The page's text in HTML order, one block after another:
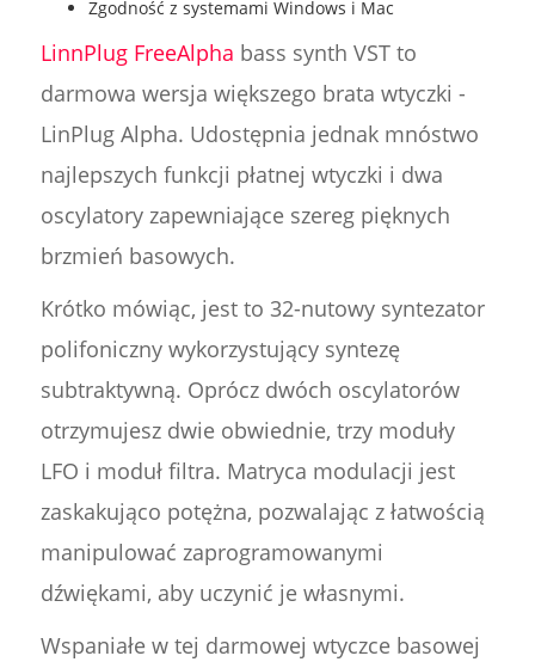
Zgodność z systemami Windows i Mac
LinnPlug FreeAlpha bass synth VST to
darmowa wersja większego brata wtyczki -
LinPlug Alpha. Udostępnia jednak mnóstwo
najlepszych funkcji płatnej wtyczki i dwa
oscylatory zapewniające szereg pięknych
brzmień basowych.
Krótko mówiąc, jest to 32-nutowy syntezator
polifoniczny wykorzystujący syntezę
subtraktywną. Oprócz dwóch oscylatorów
otrzymujesz dwie obwiednie, trzy moduły
LFO i moduł filtra. Matryca modulacji jest
zaskakująco potężna, pozwalając z łatwością
manipulować zaprogramowanymi
dźwiękami, aby uczynić je własnymi.
Wspaniałe w tej darmowej wtyczce basowej